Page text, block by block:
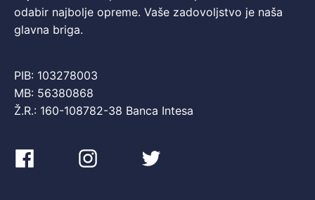
odabir najbolje opreme. Vaše zadovoljstvo je naša
glavna briga.
PIB: 103278003
MB: 56380868
Ž.R.: 160-108782-38 Banca Intesa